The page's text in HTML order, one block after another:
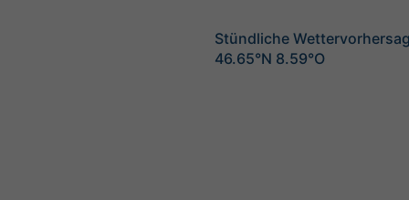
Stündliche
46.65°N 8.59°O